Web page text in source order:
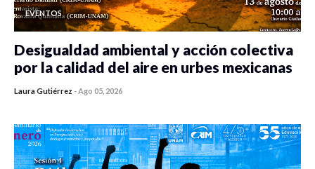
EVENTOS
Desigualdad ambiental y acción colectiva
por la calidad del aire en urbes mexicanas
Laura Gutiérrez -Ago 05, 2026